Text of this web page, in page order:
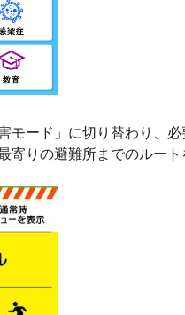
モード」に切り替わり、
寄りの避難所までのルー